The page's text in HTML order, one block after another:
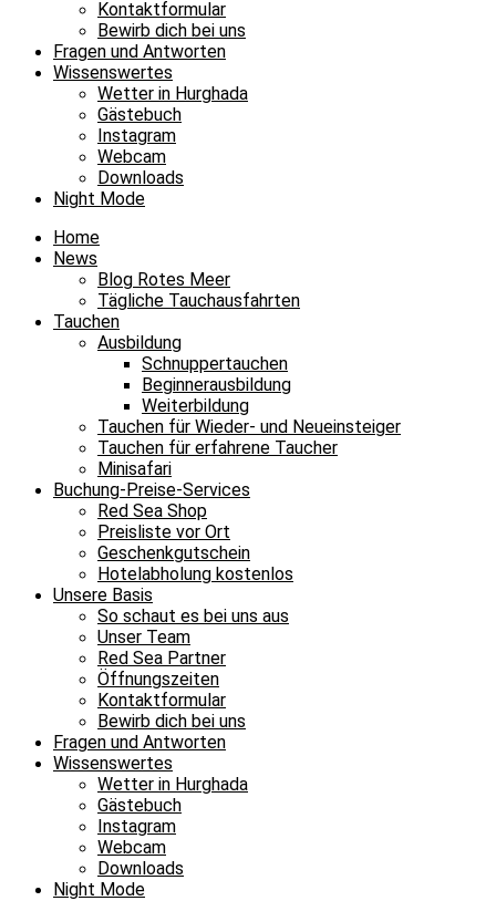
Kontaktformular
Bewirb dich bei uns
Fragen und Antworten
Wissenswertes
Wetter in Hurghada
Gästebuch
Instagram
Webcam
Downloads
Night Mode
Home
News
Blog Rotes Meer
Tägliche Tauchausfahrten
Tauchen
Ausbildung
Schnuppertauchen
Beginnerausbildung
Weiterbildung
Tauchen für Wieder- und Neueinsteiger
Tauchen für erfahrene Taucher
Minisafari
Buchung-Preise-Services
Red Sea Shop
Preisliste vor Ort
Geschenkgutschein
Hotelabholung kostenlos
Unsere Basis
So schaut es bei uns aus
Unser Team
Red Sea Partner
Öffnungszeiten
Kontaktformular
Bewirb dich bei uns
Fragen und Antworten
Wissenswertes
Wetter in Hurghada
Gästebuch
Instagram
Webcam
Downloads
Night Mode